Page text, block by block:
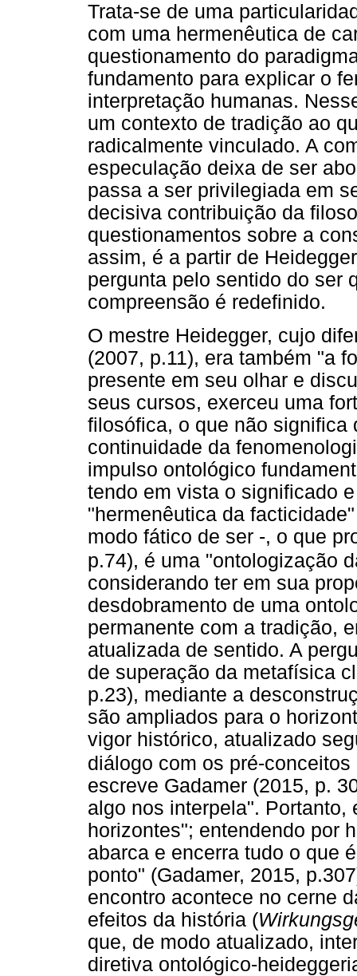
Trata-se de uma
com uma hermenêutica de
questionamento do
fundamento para explicar o
interpretação humanas.
um contexto de tradição ao
radicalmente vinculado. A
especulação deixa de ser
passa a ser privilegiada em
decisiva contribuição da
questionamentos sobre a
assim, é a partir de
pergunta pelo sentido do ser
compreensão é redefinido.
O mestre Heidegger, cujo
(2007, p.11), era também "a
presente em seu olhar e
seus cursos, exerceu uma
filosófica, o que não significa
continuidade da
impulso ontológico
tendo em vista o significado
"hermenêutica da
modo fático de ser -, o que
p.74), é uma "ontologização
considerando ter em sua
desdobramento de uma
permanente com a tradição,
atualizada de sentido. A
de superação da metafísica
p.23), mediante a
são ampliados para o
vigor histórico, atualizado
diálogo com os pré-
escreve Gadamer (2015, p.
algo nos interpela".
horizontes"; entendendo por
abarca e encerra tudo o que
ponto" (Gadamer, 2015,
encontro acontece no cerne
efeitos da história (
que, de modo atualizado,
diretiva ontológico-